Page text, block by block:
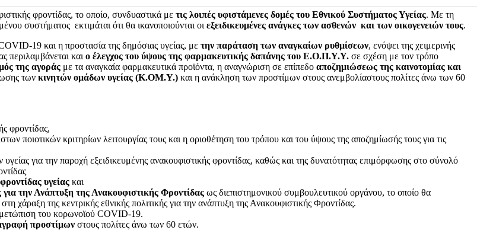
φροντίδας, το οποίο, συνδυαστικά με τις λοιπές υφιστάμενες δομές του Εθνικού Συστήματος Υγείας. Με τη
συστήματος εκτιμάται ότι θα ικανοποιούνται οι εξειδικευμένες ανάγκες των ασθενών και των οικογενειών τους.
19 και η προστασία της δημόσιας υγείας, με την παράταση των αναγκαίων ρυθμίσεων, ενόψει της χειμερινής
περιλαμβάνεται και ο έλεγχος του ύψους της φαρμακευτικής δαπάνης του Ε.Ο.Π.Υ.Υ. σε σχέση με τον τρόπο
της αγοράς με τα αναγκαία φαρμακευτικά προϊόντα, η αναγνώριση σε επίπεδο αποζημιώσεως της καινοτομίας και
των κινητών ομάδων υγείας (Κ.ΟΜ.Υ.) και η ανάκληση των προστίμων στους ανεμβολίαστους πολίτες άνω των 60
φροντίδας,
ποιοτικών κριτηρίων λειτουργίας τους και η οριοθέτηση του τρόπου και του ύψους της αποζημίωσής τους για τις
για την παροχή εξειδικευμένης ανακουφιστικής φροντίδας, καθώς και της δυνατότητας επιμόρφωσης στο σύνολό
υγείας και
την Ανάπτυξη της Ανακουφιστικής Φροντίδας ως διεπιστημονικού συμβουλευτικού οργάνου, το οποίο θα
της κεντρικής εθνικής πολιτικής για την ανάπτυξη της Ανακουφιστικής Φροντίδας.
του κορωνοϊού COVID-19.
προστίμων στους πολίτες άνω των 60 ετών.